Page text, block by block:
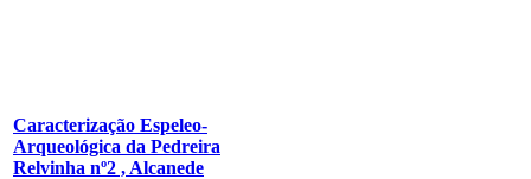
Caracterização Espeleo-
Arqueológica da Pedreira
Relvinha nº2 , Alcanede